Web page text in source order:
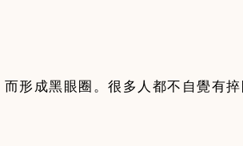
形成黑眼圈。很多人都不自覺有